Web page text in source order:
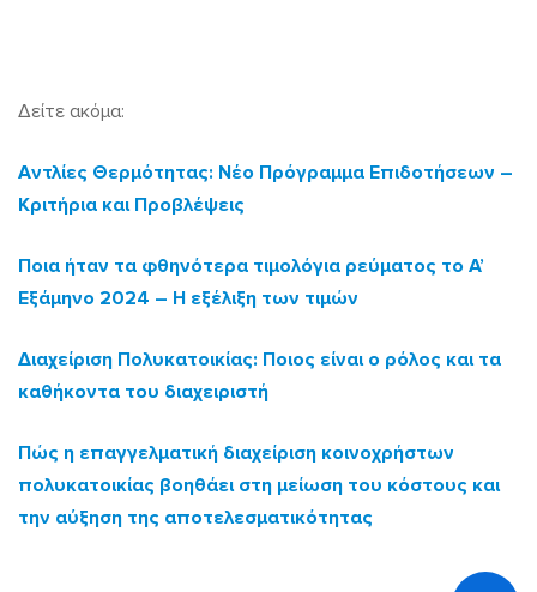
Δείτε ακόμα:
Αντλίες Θερμότητας: Νέο Πρόγραμμα Επιδοτήσεων –
Κριτήρια και Προβλέψεις
Ποια ήταν τα φθηνότερα τιμολόγια ρεύματος το Α’
Εξάμηνο 2024 – Η εξέλιξη των τιμών
Διαχείριση Πολυκατοικίας: Ποιος είναι ο ρόλος και τα
καθήκοντα του διαχειριστή
Πώς η επαγγελματική διαχείριση κοινοχρήστων
πολυκατοικίας βοηθάει στη μείωση του κόστους και
την αύξηση της αποτελεσματικότητας